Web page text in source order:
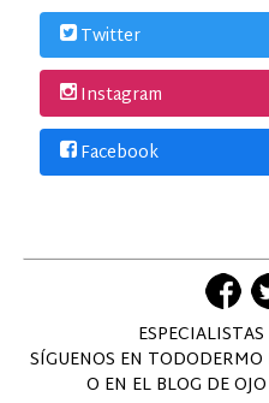
Twitter
Instagram
Facebook
SÍGUENOS EN
O EN EL BLOG DE